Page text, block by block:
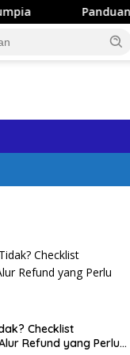
Panduan Wisata
Checklist
Refund yang Perlu